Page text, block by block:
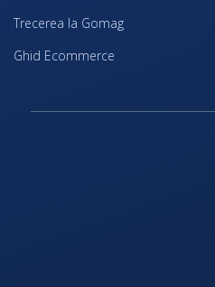
Trecerea la Gomag
Ghid Ecommerce